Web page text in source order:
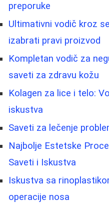
preporuke
Ultimativni vodič kroz
izabrati pravi proizvod
Kompletan vodič za
saveti za zdravu kožu
Kolagen za lice i telo:
iskustva
Saveti za lečenje
Najbolje Estetske
Saveti i Iskustva
Iskustva sa
operacije nosa